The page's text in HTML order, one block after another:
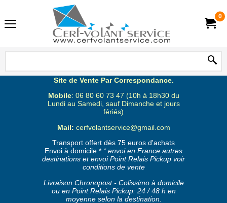
0
Site de Vente Par Correspondance.
Mobile: 06 80 60 73 47 (10h à 18h30 du
Lundi au Samedi, sauf Dimanche et jours
fériés)
Mail: cerfvolantservice@gmail.com
Transport offert dès 75 euros d'achats
Envoi à domicile * * envoi en France autres
destinations et envoi Point Relais Pickup voir
conditions de vente
Livraison Chronopost - Colissimo à domicile
ou en Point Relais Pickup: 24 / 48 h en
moyenne selon la destination.